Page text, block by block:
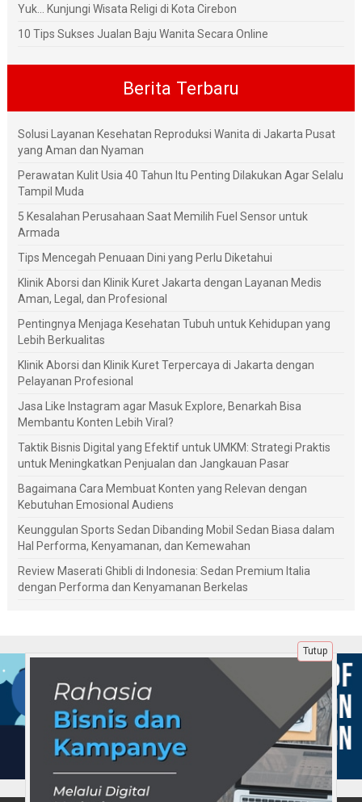
Yuk... Kunjungi Wisata Religi di Kota Cirebon
10 Tips Sukses Jualan Baju Wanita Secara Online
Berita Terbaru
Solusi Layanan Kesehatan Reproduksi Wanita di Jakarta Pusat
yang Aman dan Nyaman
Perawatan Kulit Usia 40 Tahun Itu Penting Dilakukan Agar Selalu
Tampil Muda
5 Kesalahan Perusahaan Saat Memilih Fuel Sensor untuk
Armada
Tips Mencegah Penuaan Dini yang Perlu Diketahui
Klinik Aborsi dan Klinik Kuret Jakarta dengan Layanan Medis
Aman, Legal, dan Profesional
Pentingnya Menjaga Kesehatan Tubuh untuk Kehidupan yang
Lebih Berkualitas
Klinik Aborsi dan Klinik Kuret Terpercaya di Jakarta dengan
Pelayanan Profesional
Jasa Like Instagram agar Masuk Explore, Benarkah Bisa
Membantu Konten Lebih Viral?
Taktik Bisnis Digital yang Efektif untuk UMKM: Strategi Praktis
untuk Meningkatkan Penjualan dan Jangkauan Pasar
Bagaimana Cara Membuat Konten yang Relevan dengan
Kebutuhan Emosional Audiens
Keunggulan Sports Sedan Dibanding Mobil Sedan Biasa dalam
Hal Performa, Kenyamanan, dan Kemewahan
Review Maserati Ghibli di Indonesia: Sedan Premium Italia
dengan Performa dan Kenyamanan Berkelas
Tutup